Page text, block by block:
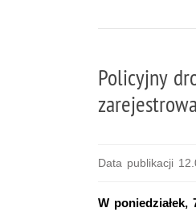
Policyjny
Data publikacji
W